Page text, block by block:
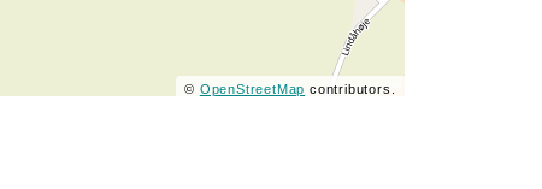
© OpenStreetMap contributors.